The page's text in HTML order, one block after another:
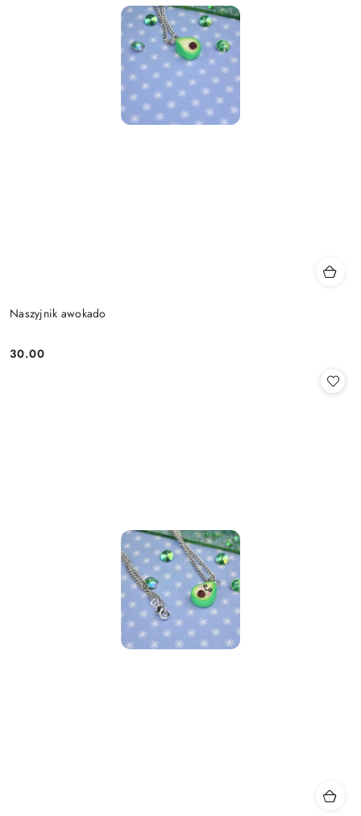
Naszyjnik awokado
Cena:
30.00